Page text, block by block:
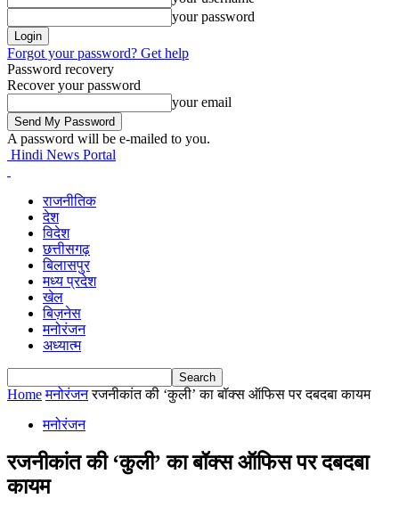
your password
Forgot your password? Get help
Password recovery
Recover your password
your email
A password will be e-mailed to you.
Hindi News Portal
राजनीतिक
देश
विदेश
छत्तीसगढ़
बिलासपुर
मध्य प्रदेश
खेल
बिज़नेस
मनोरंजन
अध्यात्म
Home मनोरंजन रजनीकांत की ‘कुली’ का बॉक्स ऑफिस पर दबदबा कायम
मनोरंजन
रजनीकांत की ‘कुली’ का बॉक्स ऑफिस पर दबदबा
कायम